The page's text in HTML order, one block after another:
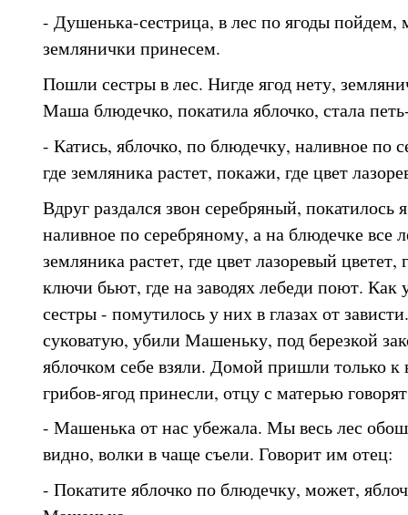
- Душенька-сестрица, в лес по ягоды
землянички принесем.
Пошли сестры в лес. Нигде ягод нету,
Маша блюдечко, покатила яблочко, стала
- Катись, яблочко, по блюдечку, наливное по
где земляника растет, покажи, где цвет
Вдруг раздался звон серебряный, покатилось
наливное по серебряному, а на блюдечке все
земляника растет, где цвет лазоревый цветет,
ключи бьют, где на заводях лебеди поют. Как
сестры - помутилось у них в глазах от
суковатую, убили Машеньку, под березкой
яблочком себе взяли. Домой пришли только к
грибов-ягод принесли, отцу с матерью
- Машенька от нас убежала. Мы весь лес
видно, волки в чаще съели. Говорит им отец:
- Покатите яблочко по блюдечку, может,